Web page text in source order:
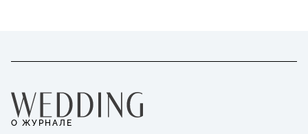
О ЖУРНАЛЕ